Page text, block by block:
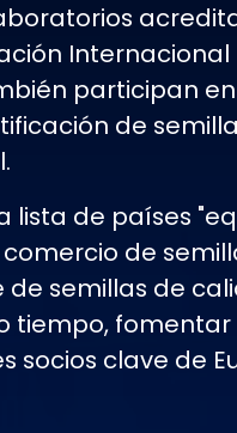
Internacional
participan
de
lista de países
de
de semillas de
tiempo, fomentar
socios clave de